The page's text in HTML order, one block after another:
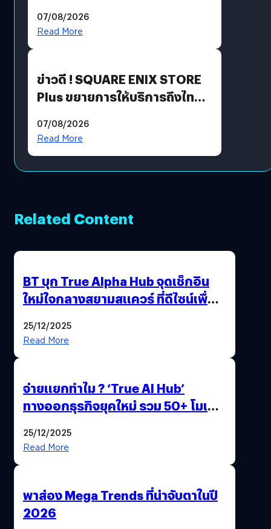
07/08/2026
Read More
ข่าวดี ! SQUARE ENIX STORE
Plus ขยายการให้บริการถึงไทย
โดยตรง
07/08/2026
Read More
Related Content
BT บุก True Alpha Hub จุดเช็กอิน
ใหม่ใจกลางสยามสแควร์ ที่ดีไซน์เพื่อ
25/12/2025
Read More
จ่ายแยกทำไม ? ‘True AI Hub’
ทางออกธุรกิจยุคใหม่ รวม 50+ โมเดล
25/12/2025
Read More
พาส่อง Mega Trends ที่น่าจับตาในปี
2026